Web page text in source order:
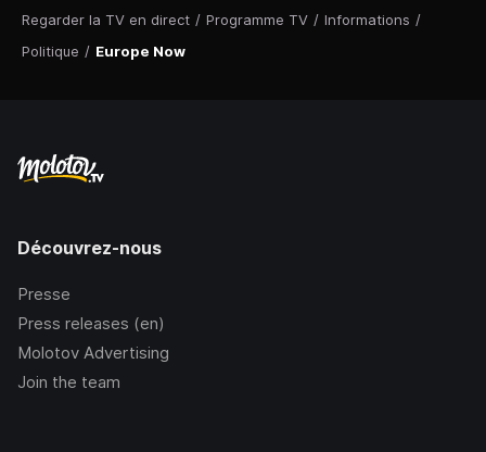
Regarder la TV en direct / Programme TV / Informations /
Politique / Europe Now
Découvrez-nous
Presse
Press releases (en)
Molotov Advertising
Join the team